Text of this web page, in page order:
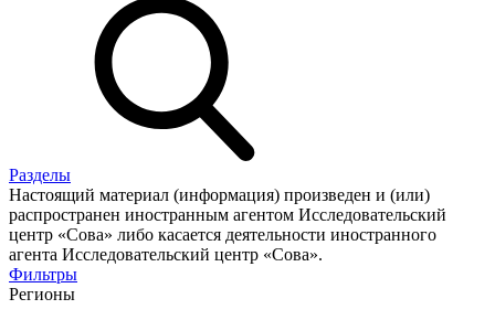
Разделы
Настоящий материал (информация) произведен и (или)
распространен иностранным агентом Исследовательский
центр «Сова» либо касается деятельности иностранного
агента Исследовательский центр «Сова».
Фильтры
Регионы